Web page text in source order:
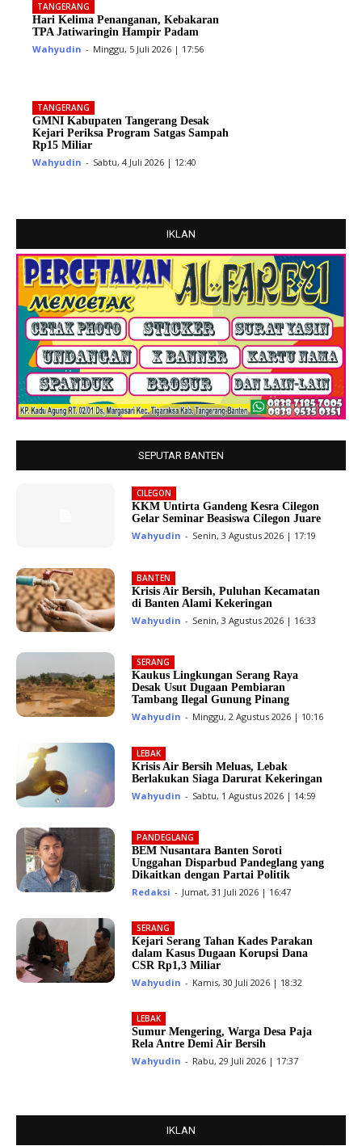
TANGERANG
Hari Kelima Penanganan, Kebakaran
TPA Jatiwaringin Hampir Padam
Wahyudin - Minggu, 5 Juli 2026 | 17:56
TANGERANG
GMNI Kabupaten Tangerang Desak
Kejari Periksa Program Satgas Sampah
Rp15 Miliar
Wahyudin - Sabtu, 4 Juli 2026 | 12:40
IKLAN
SEPUTAR BANTEN
CILEGON
KKM Untirta Gandeng Kesra Cilegon
Gelar Seminar Beasiswa Cilegon Juare
Wahyudin - Senin, 3 Agustus 2026 | 17:19
BANTEN
Krisis Air Bersih, Puluhan Kecamatan
di Banten Alami Kekeringan
Wahyudin - Senin, 3 Agustus 2026 | 16:33
SERANG
Kaukus Lingkungan Serang Raya
Desak Usut Dugaan Pembiaran
Tambang Ilegal Gunung Pinang
Wahyudin - Minggu, 2 Agustus 2026 | 10:16
LEBAK
Krisis Air Bersih Meluas, Lebak
Berlakukan Siaga Darurat Kekeringan
Wahyudin - Sabtu, 1 Agustus 2026 | 14:59
PANDEGLANG
BEM Nusantara Banten Soroti
Unggahan Disparbud Pandeglang yang
Dikaitkan dengan Partai Politik
Redaksi - Jumat, 31 Juli 2026 | 16:47
SERANG
Kejari Serang Tahan Kades Parakan
dalam Kasus Dugaan Korupsi Dana
CSR Rp1,3 Miliar
Wahyudin - Kamis, 30 Juli 2026 | 18:32
LEBAK
Sumur Mengering, Warga Desa Paja
Rela Antre Demi Air Bersih
Wahyudin - Rabu, 29 Juli 2026 | 17:37
IKLAN